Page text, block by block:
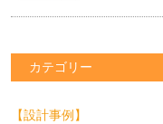
カテゴリー
【設計事例】